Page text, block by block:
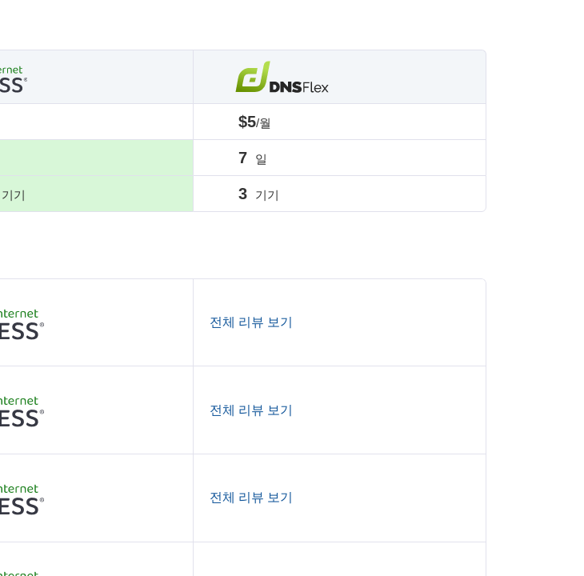
기기
$5/월
7 일
3 기기
전체 리뷰 보기
전체 리뷰 보기
전체 리뷰 보기